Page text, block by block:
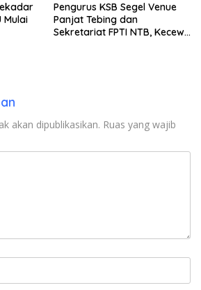
Mulai
Pengurus KSB Segel Venue
Panjat Tebing dan
Sekretariat FPTI NTB, Kecewa
akan dipublikasikan. Ruas yang wajib